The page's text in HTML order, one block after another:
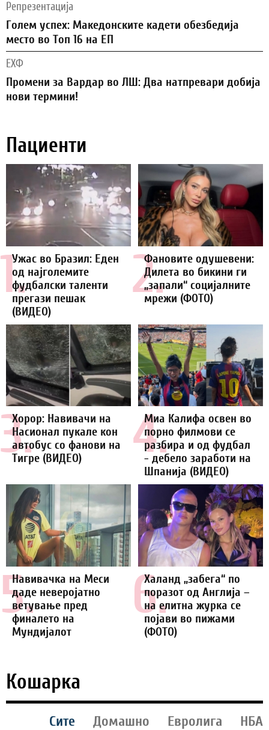
Репрезентација
Голем успех: Македонските кадети обезбедија
место во Топ 16 на ЕП
ЕХФ
Промени за Вардар во ЛШ: Два натпревари добија
нови термини!
Пациенти
1.
Ужас во Бразил: Еден
од најголемите
фудбалски таленти
прегази пешак
(ВИДЕО)
2.
Фановите одушевени:
Дилета во бикини ги
„запали“ социјалните
мрежи (ФОТО)
3.
Хорор: Навивачи на
Насионал пукале кон
автобус со фанови на
Тигре (ВИДЕО)
4.
Миа Калифа освен во
порно филмови се
разбира и од фудбал
- дебело заработи на
Шпанија (ВИДЕО)
5.
Навивачка на Меси
даде неверојатно
ветување пред
финалето на
Мундијалот
6.
Халанд „забега“ по
поразот од Англија –
на елитна журка се
појави во пижами
(ФОТО)
Кошарка
Сите Домашно Евролига
НБА